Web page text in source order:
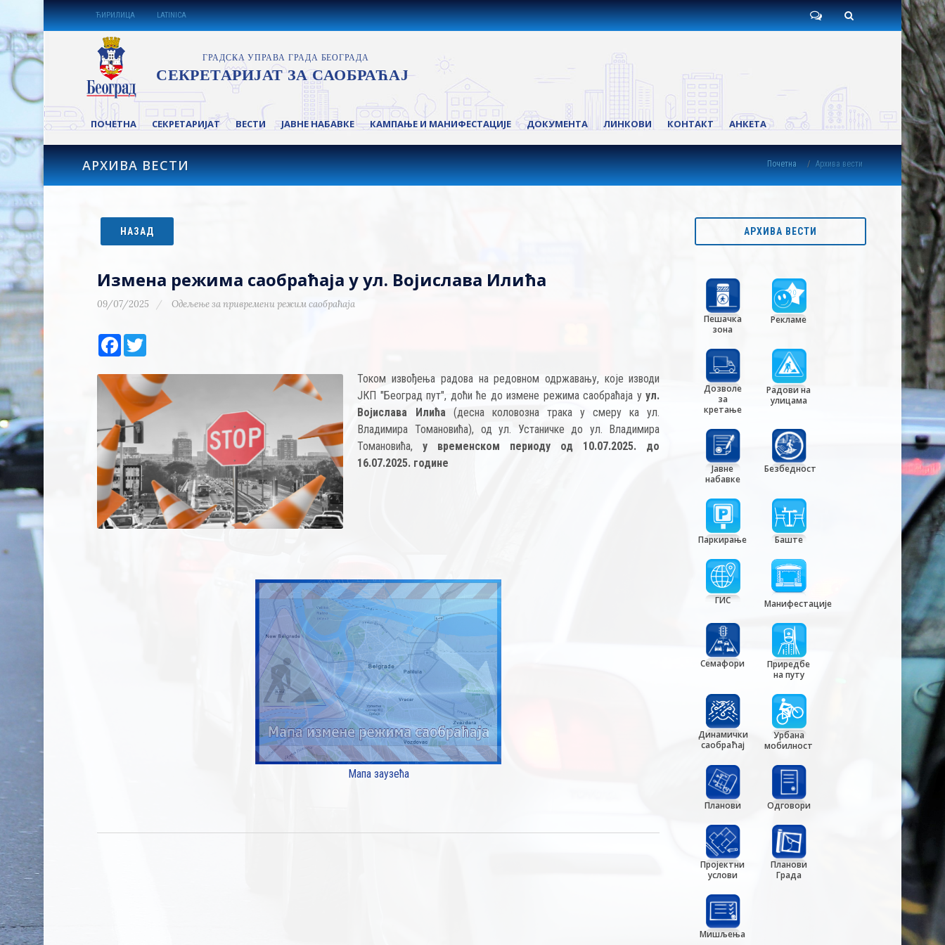
ЋИРИЛИЦА LATINICA
ПОЧЕТНА СЕКРЕТАРИЈАТ ВЕСТИ ЈАВНЕ НАБАВКЕ КАМПАЊЕ И МАНИФЕСТАЦИЈЕ ДОКУМЕНТА ЛИНКОВИ КОНТАКТ АНКЕТА
АРХИВА ВЕСТИ Почетна Архива вести
НАЗАД
Измена режима саобраћаја у ул. Војислава Илића
09/07/2025 Одељење за привремени режим саобраћаја
Facebook
Током извођења радова на редовном одржавању, које изводи
ЈКП "Београд пут", доћи ће до измене режима саобраћаја уул.
Војислава Илића(десна коловозна трака у смеру ка ул.
Владимира Томановића), од ул. Устаничке до ул. Владимира
Томановића,у временском периоду од 10.07.2025. до
16.07.2025. године
Мапа заузећа
АРХИВА ВЕСТИ
Пешачка
зона
Рекламе
Дозволе
за
кретање
Радови на
улицама
Јавне
набавке
Безбедност
Паркирање Баште
ГИС Манифестације
Семафори
Приредбе
на путу
Динамички
саобраћај
Урбана
мобилност
Планови Одговори
Пројектни
услови
Планови
Града
Мишљења